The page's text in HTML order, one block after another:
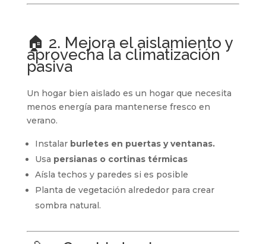
🏠 2. Mejora el aislamiento y
aprovecha la climatización
pasiva
Un hogar bien aislado es un hogar que necesita
menos energía para mantenerse fresco en
verano.
Instalar burletes en puertas y ventanas.
Usa persianas o cortinas térmicas
Aísla techos y paredes si es posible
Planta de vegetación alrededor para crear
sombra natural.